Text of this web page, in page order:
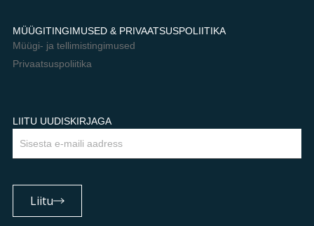
MÜÜGITINGIMUSED & PRIVAATSUSPOLIITIKA
Müügi- ja tellimistingimused
Privaatsuspoliitika
LIITU UUDISKIRJAGA
Email
Liitu